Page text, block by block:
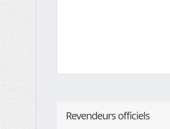
Revendeurs officiels